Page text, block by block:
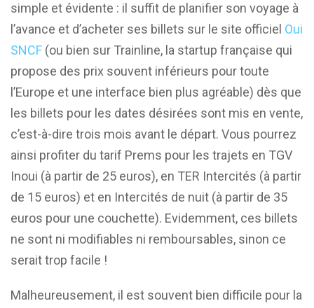
simple et évidente : il suffit de planifier son voyage à
l’avance et d’acheter ses billets sur le site officiel Oui
SNCF (ou bien sur Trainline, la startup française qui
propose des prix souvent inférieurs pour toute
l’Europe et une interface bien plus agréable) dès que
les billets pour les dates désirées sont mis en vente,
c’est-à-dire trois mois avant le départ. Vous pourrez
ainsi profiter du tarif Prems pour les trajets en TGV
Inoui (à partir de 25 euros), en TER Intercités (à partir
de 15 euros) et en Intercités de nuit (à partir de 35
euros pour une couchette). Evidemment, ces billets
ne sont ni modifiables ni remboursables, sinon ce
serait trop facile !
Malheureusement, il est souvent bien difficile pour la